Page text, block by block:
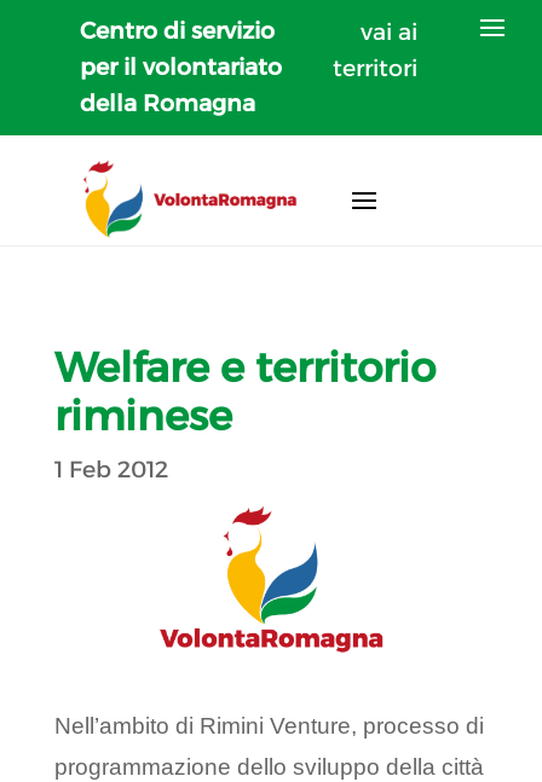
Centro di servizio
per il volontariato
della Romagna
vai ai
territori
Welfare e territorio
riminese
1 Feb 2012
Nell’ambito di Rimini Venture, processo di
programmazione dello sviluppo della città